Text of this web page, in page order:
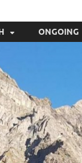
ONGOING